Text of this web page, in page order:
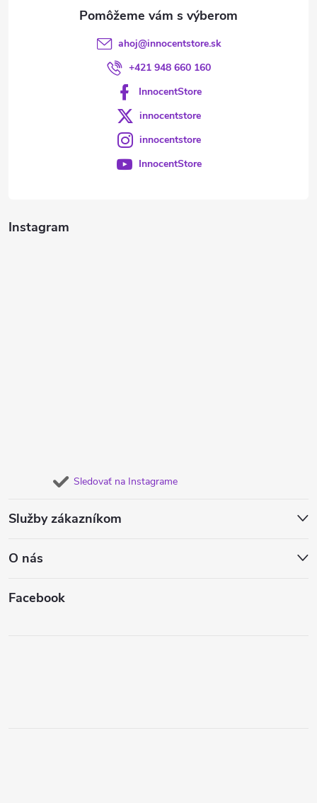
Instagram
Sledovať na Instagrame
Služby zákazníkom
O nás
Facebook
ahoj@innocentstore.sk
+421 948 660 160
InnocentStore
innocentstore
innocentstore
InnocentStore